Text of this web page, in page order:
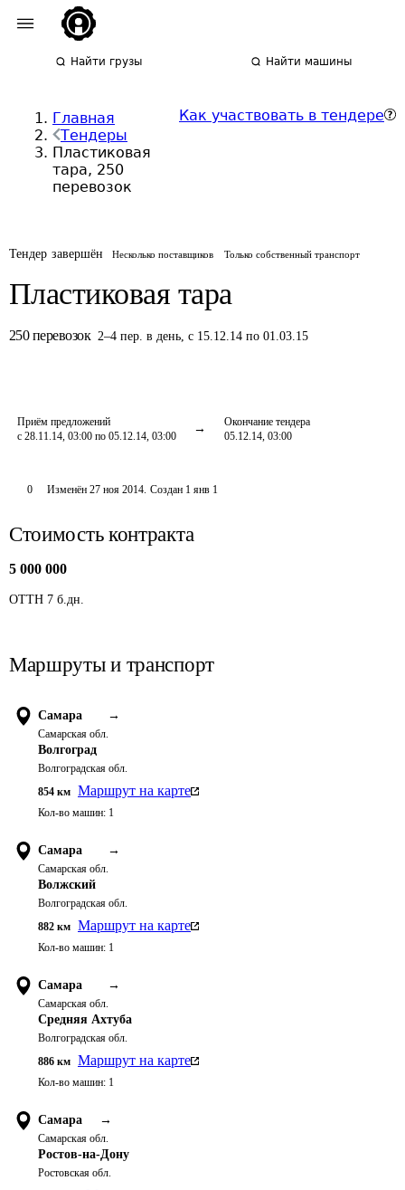
Найти грузы Найти машины
Главная
Тендеры
Пластиковая
тара, 250
перевозок
Как участвовать в тендере
Тендер завершён Несколько поставщиков Только собственный транспорт
Пластиковая тара
250 перевозок 2–4 пер. в день,с 15.12.14 по 01.03.15
Приём предложений
с 28.11.14, 03:00 по 05.12.14, 03:00
Окончание тендера
05.12.14, 03:00
0 Изменён 27 ноя 2014. Создан 1 янв 1
Стоимость контракта
5 000 000
ОТТН 7 б.дн.
Маршруты и транспорт
Самара →
Самарская обл.
Волгоград
Волгоградская обл.
854 км Маршрут на карте
Кол-во машин: 1
Самара →
Самарская обл.
Волжский
Волгоградская обл.
882 км Маршрут на карте
Кол-во машин: 1
Самара →
Самарская обл.
Средняя Ахтуба
Волгоградская обл.
886 км Маршрут на карте
Кол-во машин: 1
Самара →
Самарская обл.
Ростов-на-Дону
Ростовская обл.